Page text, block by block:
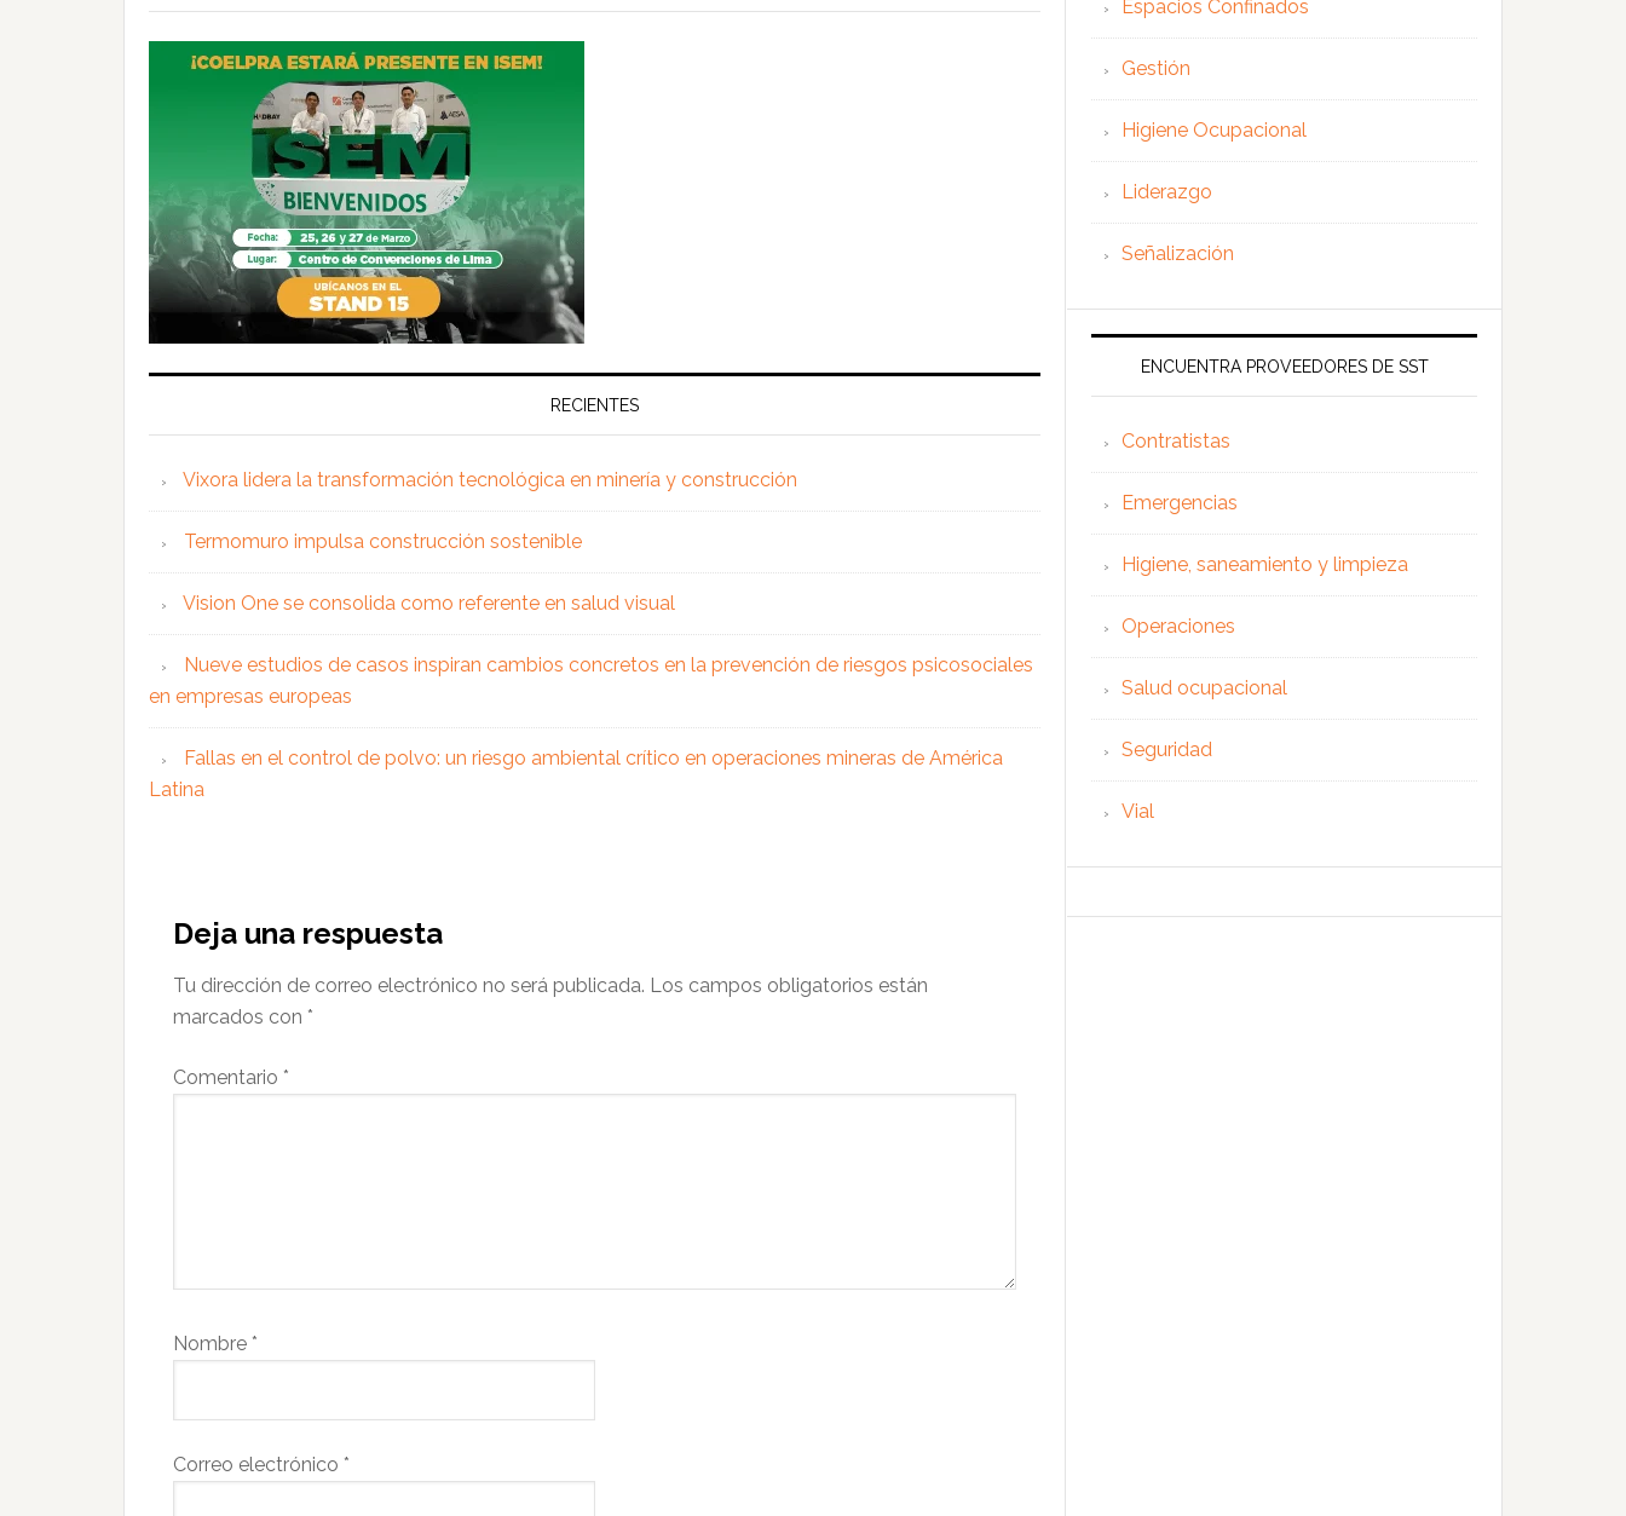
RECIENTES
Vixora lidera la transformación tecnológica en minería y construcción
Termomuro impulsa construcción sostenible
Vision One se consolida como referente en salud visual
Nueve estudios de casos inspiran cambios concretos en la prevención de riesgos psicosociales
en empresas europeas
Fallas en el control de polvo: un riesgo ambiental crítico en operaciones mineras de América
Latina
con
lectores
Deja una respuesta
Tu dirección de correo electrónico no será publicada. Los campos obligatorios están
marcados con *
Comentario *
Nombre *
Correo electrónico *
Espacios Confinados
Gestión
Higiene Ocupacional
Liderazgo
Señalización
ENCUENTRA PROVEEDORES DE SST
Contratistas
Emergencias
Higiene, saneamiento y limpieza
Operaciones
Salud ocupacional
Seguridad
Vial